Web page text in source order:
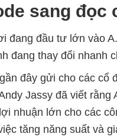
sang đọc
đang đầu tư lớn vào
đang thay đổi nhanh
đây gửi cho các cổ
Jassy đã viết rằng
nhuận lớn cho các
tăng năng suất và